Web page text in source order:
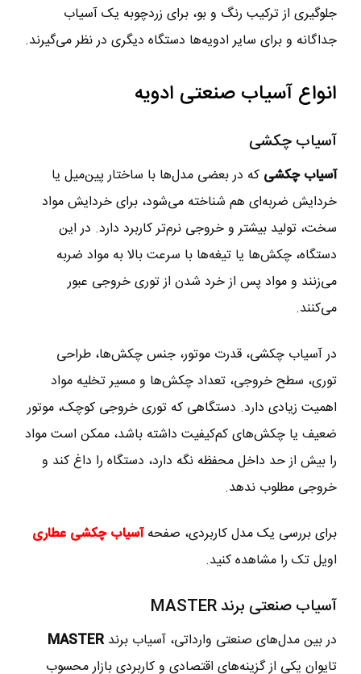
جلوگیری از ترکیب رنگ و بو، برای زردچوبه یک آسیاب
جداگانه و برای سایر ادویه‌ها دستگاه دیگری در نظر می‌گیرند.
انواع آسیاب صنعتی ادویه
آسیاب چکشی
آسیاب چکشی که در بعضی مدل‌ها با ساختار پین‌میل یا
خردایش ضربه‌ای هم شناخته می‌شود، برای خردایش مواد
سخت، تولید بیشتر و خروجی نرم‌تر کاربرد دارد. در این
دستگاه، چکش‌ها یا تیغه‌ها با سرعت بالا به مواد ضربه
می‌زنند و مواد پس از خرد شدن از توری خروجی عبور
می‌کنند.
در آسیاب چکشی، قدرت موتور، جنس چکش‌ها، طراحی
توری، سطح خروجی، تعداد چکش‌ها و مسیر تخلیه مواد
اهمیت زیادی دارد. دستگاهی که توری خروجی کوچک، موتور
ضعیف یا چکش‌های کم‌کیفیت داشته باشد، ممکن است مواد
را بیش از حد داخل محفظه نگه دارد، دستگاه را داغ کند و
خروجی مطلوب ندهد.
برای بررسی یک مدل کاربردی، صفحهآسیاب چکشی عطاری
اویل تک را مشاهده کنید.
آسیاب صنعتی برند MASTER
در بین مدل‌های صنعتی وارداتی، آسیاب برندMASTER
تایوان یکی از گزینه‌های اقتصادی و کاربردی بازار محسوب